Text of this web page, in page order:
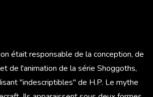
était responsable de la conception, de
de l'animation de la série Shoggoths,
"indescriptibles" de H.P. Le mythe